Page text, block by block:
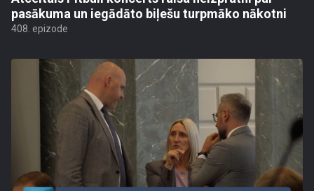
pasākuma un iegādāto biļešu turpmāko nākotni
408. epizode